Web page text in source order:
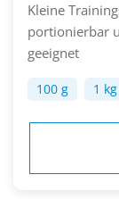
Kleine
portionierbar
geeignet
100 g 1 kg